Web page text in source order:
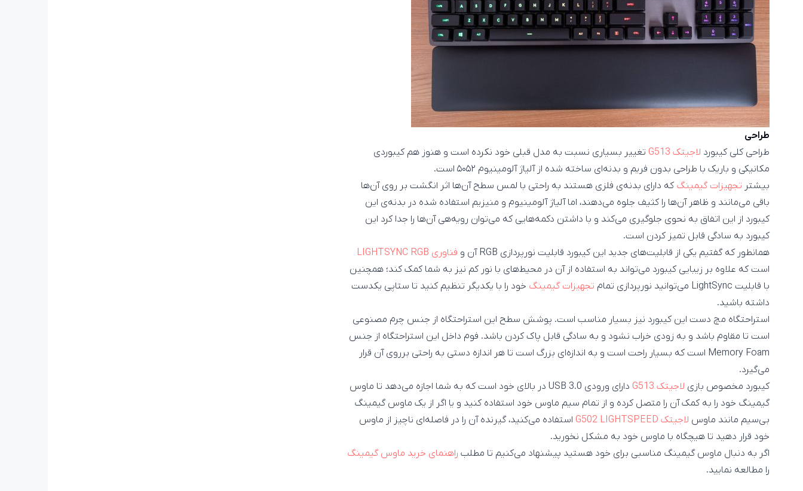
طراحی
طراحی کلی کیبورد لاجیتک G513
تغییر بسیاری نسبت به مدل قبلی خود نکرده است و هنوز هم کیبوردی
مکانیکی و باریک با طراحی بدون فریم و بدنه‌ای ساخته شده از آلیاژ آلومینیوم ۵۰۵۲ است.
بیشتر تجهیزات گیمینگ که دارای بدنه‌ی فلزی هستند به راحتی با لمس سطح آن‌ها اثر انگشت بر روی آن‌ها
باقی می‌مانند و ظاهر آن‌ها را کثیف جلوه می‌دهند، اما آلیاژ آلومینیوم و منیزیم استفاده شده در بدنه‌ی این
کیبورد از این اتفاق به نحوی جلوگیری می‌کند و با داشتن دکمه‌هایی که می‌توان رویه‌هی آن‌ها را جدا کرد این
کیبورد به سادگی قابل تمیز کردن است.
همانطور که گفتیم یکی از قابلیت‌های جدید این کیبورد قابلیت نورپردازی RGB آن و
فناوری LIGHTSYNC RGB
است که علاوه بر زیبایی کیبورد می‌تواند به استفاده از آن در محیط‌های با نور کم نیز به شما کمک کند؛ همچنین
با قابلیت LightSync می‌توانید نورپردازی تمام
تجهیزات گیمینگ خود را با یکدیگر تنظیم کنید تا ستاپی یکدست
داشته باشید.
استراحتگاه مچ دست این کیبورد نیز بسیار مناسب است. پوشش سطح این استراحتگاه از جنس چرم مصنوعی
است تا مقاوم باشد و به زودی خراب نشود و به سادگی قابل پاک کردن باشد. فوم داخل این استراحتگاه از جنس
Memory Foam است که بسیار راحت است و به اندازه‌ای بزرگ است تا هر اندازه دستی به راحتی برروی آن قرار
می‌گیرد.
کیبورد مخصوص بازی لاجیتک G513
دارای ورودی USB 3.0 در بالای خود است که به شما اجازه می‌دهد تا ماوس
گیمینگ خود را به کمک آن را متصل کرده و از تمام سیم ماوس خود استفاده کنید و یا اگر از یک ماوس گیمینگ
بی‌سیم مانند ماوس لاجیتک G502 LIGHTSPEED
استفاده می‌کنید، گیرنده آن را در فاصله‌ای ناچیز از ماوس
خود قرار دهید تا هیچگاه با ماوس خود به مشکل نخورید.
اگر به دنبال ماوس گیمینگ مناسبی برای خود هستید پیشنهاد می‌کنیم تا مطلب راهنمای خرید ماوس گیمینگ
را مطالعه نمایید.